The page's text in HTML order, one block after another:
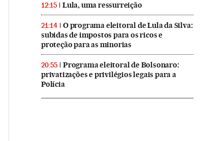
12:15 Lula, uma ressurreição
21:14
O programa eleitoral de Lula da Silva:
subidas de impostos para os ricos e
proteção para as minorias
20:55
Programa eleitoral de Bolsonaro:
privatizações e privilégios legais para a
Polícia